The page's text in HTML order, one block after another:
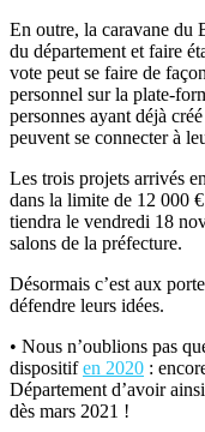
En outre, la caravane du
du département et faire
vote peut se faire de
personnel sur la plate-
personnes ayant déjà
peuvent se connecter à
Les trois projets arrivés
dans la limite de 12 000
tiendra le vendredi 18
salons de la préfecture.
Désormais c’est aux
défendre leurs idées.
• Nous n’oublions pas
dispositifen 2020 :
Département d’avoir
dès mars 2021 !